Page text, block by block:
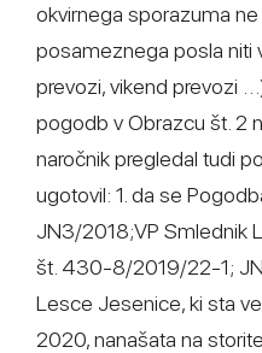
okvirnega sporazuma
posameznega posla niti
prevozi, vikend prevozi
pogodb v Obrazcu št. 2
naročnik pregledal tudi
ugotovil: 1. da se
JN3/2018;VP Smlednik
št. 430-8/2019/22-1;
Lesce Jesenice, ki sta
2020, nanašata na